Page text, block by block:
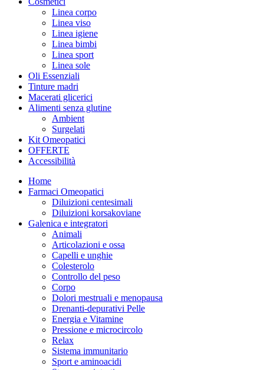
Linea corpo
Linea viso
Linea igiene
Linea bimbi
Linea sport
Linea sole
Oli Essenziali
Tinture madri
Macerati glicerici
Alimenti senza glutine
Ambient
Surgelati
Kit Omeopatici
OFFERTE
Accessibilità
Home
Farmaci Omeopatici
Diluizioni centesimali
Diluizioni korsakoviane
Galenica e integratori
Animali
Articolazioni e ossa
Capelli e unghie
Colesterolo
Controllo del peso
Corpo
Dolori mestruali e menopausa
Drenanti-depurativi Pelle
Energia e Vitamine
Pressione e microcircolo
Relax
Sistema immunitario
Sport e aminoacidi